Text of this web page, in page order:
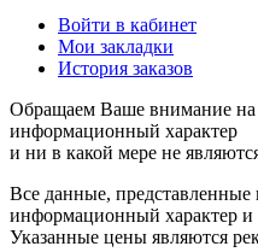
Войти в кабинет
Мои закладки
История заказов
Обращаем Ваше внимание на
информационный характер
и ни в какой мере не
Все данные, представленные
информационный характер
Указанные цены являются